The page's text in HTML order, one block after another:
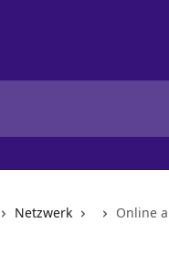
Netzwerk Online